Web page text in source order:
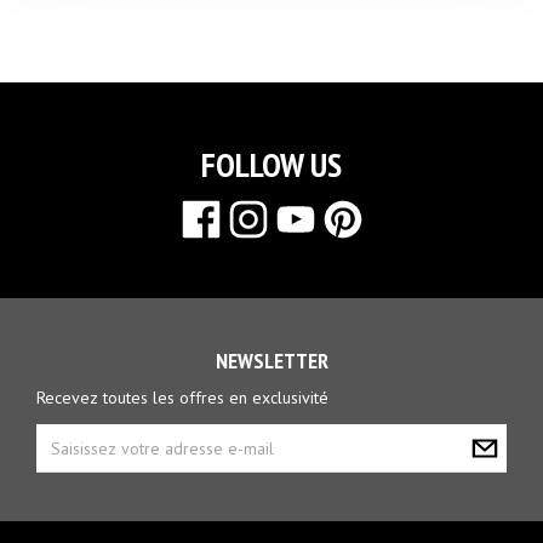
FOLLOW US
NEWSLETTER
Recevez toutes les offres en exclusivité